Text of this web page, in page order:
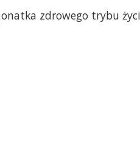
zdrowego trybu